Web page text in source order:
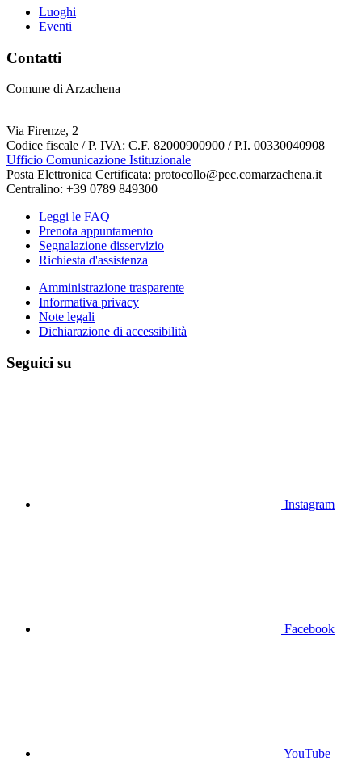
Luoghi
Eventi
Contatti
Comune di Arzachena
Via Firenze, 2
Codice fiscale / P. IVA: C.F. 82000900900 / P.I. 00330040908
Ufficio Comunicazione Istituzionale
Posta Elettronica Certificata: protocollo@pec.comarzachena.it
Centralino: +39 0789 849300
Leggi le FAQ
Prenota appuntamento
Segnalazione disservizio
Richiesta d'assistenza
Amministrazione trasparente
Informativa privacy
Note legali
Dichiarazione di accessibilità
Seguici su
Instagram
Facebook
YouTube